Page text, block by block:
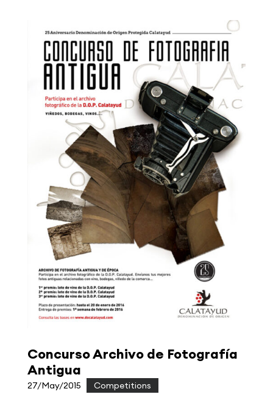
Concurso Archivo de Fotografía
Antigua
27/May/2015 Competitions